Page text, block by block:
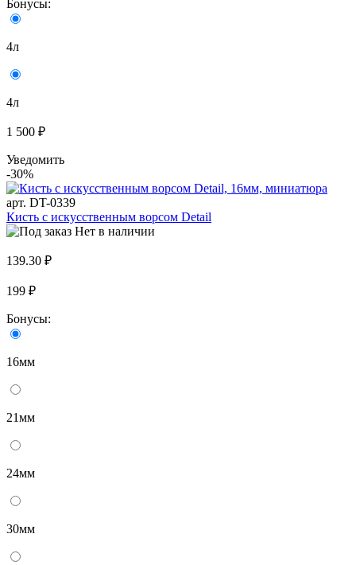
Бонусы:
4л
4л
1 500 ₽
Уведомить
-30%
арт. DT-0339
Кисть с искусственным ворсом Detail
Нет в наличии
139.30 ₽
199 ₽
Бонусы:
16мм
21мм
24мм
30мм